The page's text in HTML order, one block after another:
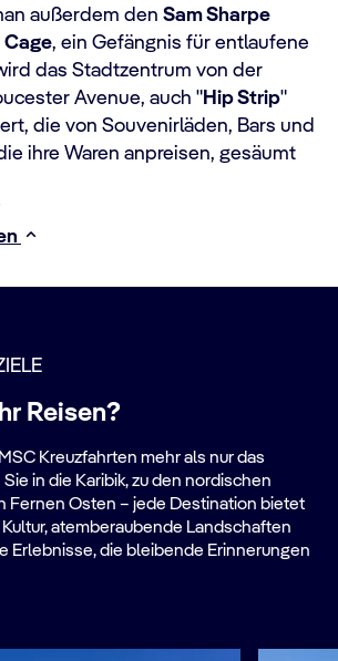
außerdem den Sam Sharpe
Cage, ein Gefängnis für entlaufene
das Stadtzentrum von der
Avenue, auch "Hip Strip"
die von Souvenirläden, Bars und
ihre Waren anpreisen, gesäumt
Reisen?
Kreuzfahrten mehr als nur das
in die Karibik, zu den nordischen
Fernen Osten – jede Destination bietet
atemberaubende Landschaften
Erlebnisse, die bleibende Erinnerungen